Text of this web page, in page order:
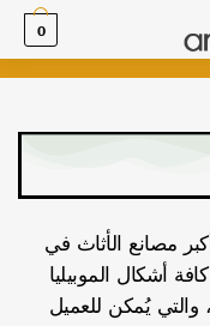
0
مصانع الأثاث في
أشكال الموبيليا
والتي يُمكن للعميل